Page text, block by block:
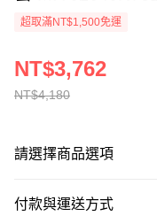
超取滿NT$1,500免運
NT$4,180
NT$3,762
請選擇商品選項
付款與運送方式